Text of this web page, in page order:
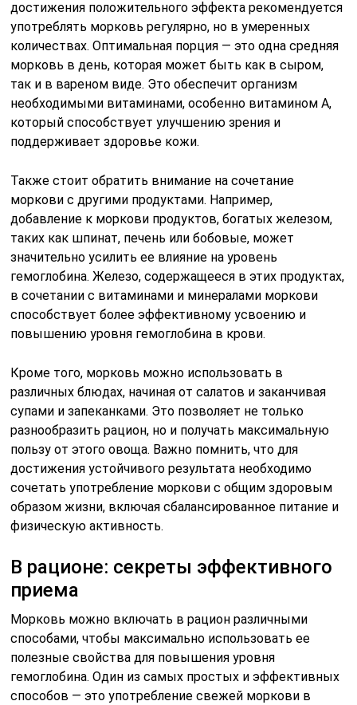
достижения положительного эффекта рекомендуется
употреблять морковь регулярно, но в умеренных
количествах. Оптимальная порция — это одна средняя
морковь в день, которая может быть как в сыром,
так и в вареном виде. Это обеспечит организм
необходимыми витаминами, особенно витамином A,
который способствует улучшению зрения и
поддерживает здоровье кожи.
Также стоит обратить внимание на сочетание
моркови с другими продуктами. Например,
добавление к моркови продуктов, богатых железом,
таких как шпинат, печень или бобовые, может
значительно усилить ее влияние на уровень
гемоглобина. Железо, содержащееся в этих продуктах,
в сочетании с витаминами и минералами моркови
способствует более эффективному усвоению и
повышению уровня гемоглобина в крови.
Кроме того, морковь можно использовать в
различных блюдах, начиная от салатов и заканчивая
супами и запеканками. Это позволяет не только
разнообразить рацион, но и получать максимальную
пользу от этого овоща. Важно помнить, что для
достижения устойчивого результата необходимо
сочетать употребление моркови с общим здоровым
образом жизни, включая сбалансированное питание и
физическую активность.
В рационе: секреты эффективного
приема
Морковь можно включать в рацион различными
способами, чтобы максимально использовать ее
полезные свойства для повышения уровня
гемоглобина. Один из самых простых и эффективных
способов — это употребление свежей моркови в